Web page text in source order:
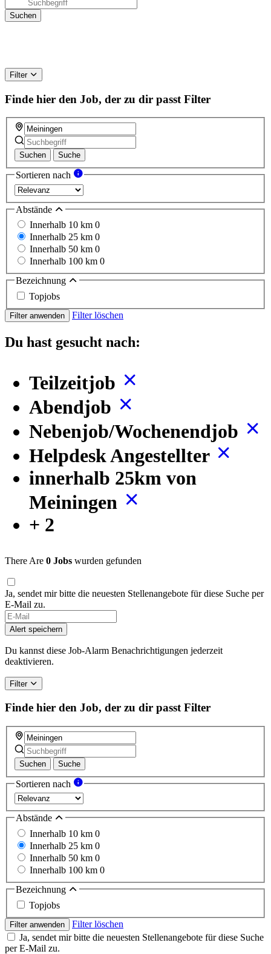
Filter
Finde hier den Job, der zu dir passt Filter
Suchen Suche
Sortieren nach
Abstände
Innerhalb 10 km 0
Innerhalb 25 km 0
Innerhalb 50 km 0
Innerhalb 100 km 0
Bezeichnung
Topjobs
Filter anwenden Filter löschen
Du hast gesucht nach:
Teilzeitjob
Abendjob
Nebenjob/Wochenendjob
Helpdesk Angestellter
innerhalb 25km von
Meiningen
+ 2
There Are 0 Jobs wurden gefunden
Ja, sendet mir bitte die neuesten Stellenangebote für diese Suche per
E-Mail zu.
Alert speichern
Du kannst diese Job-Alarm Benachrichtigungen jederzeit
deaktivieren.
Filter
Finde hier den Job, der zu dir passt Filter
Suchen Suche
Sortieren nach
Abstände
Innerhalb 10 km 0
Innerhalb 25 km 0
Innerhalb 50 km 0
Innerhalb 100 km 0
Bezeichnung
Topjobs
Filter anwenden
Filter löschen
Ja, sendet mir bitte die neuesten Stellenangebote für diese Suche
per E-Mail zu.